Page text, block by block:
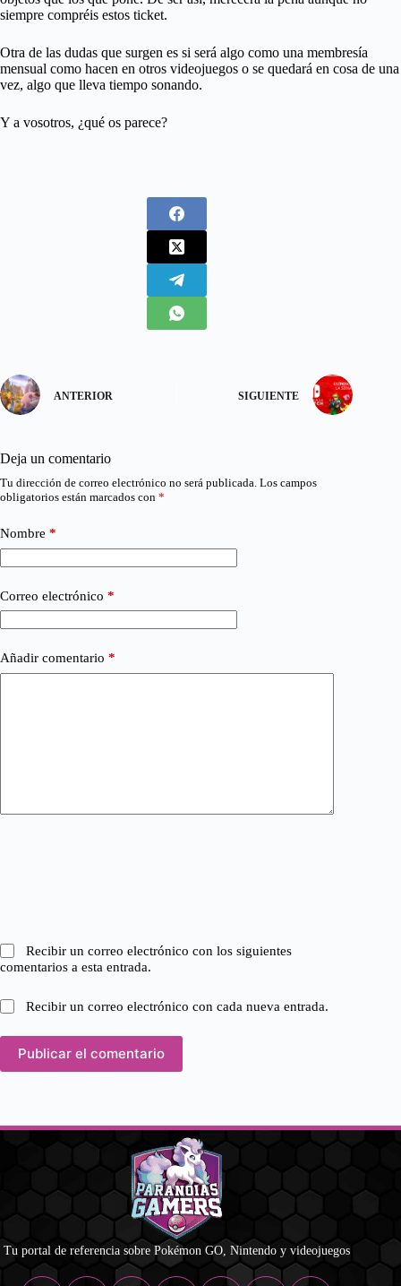
siempre compréis estos ticket.
Otra de las dudas que surgen es si será algo como una membresía
mensual como hacen en otros videojuegos o se quedará en cosa de una
vez, algo que lleva tiempo sonando.
Y a vosotros, ¿qué os parece?
ANTERIOR SIGUIENTE
Deja un comentario
Tu dirección de correo electrónico no será publicada. Los campos
obligatorios están marcados con *
Nombre *
Correo electrónico *
Añadir comentario *
Recibir un correo electrónico con los siguientes
comentarios a esta entrada.
Recibir un correo electrónico con cada nueva entrada.
Publicar el comentario
Tu portal de referencia sobre Pokémon GO, Nintendo y videojuegos